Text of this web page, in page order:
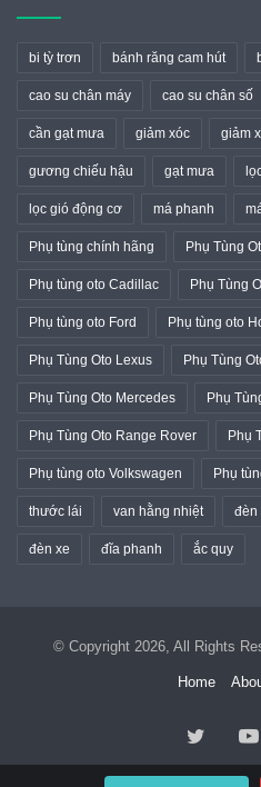
bi tỳ trơn bánh răng cam hút
cao su chân máy cao su chân số
cần gạt mưa giảm xóc giảm
gương chiếu hậu gạt mưa
lọc gió động cơ má phanh
Phụ tùng chính hãng Phụ Tùng
Phụ tùng oto Cadillac Phụ Tùng
Phụ tùng oto Ford Phụ tùng oto
Phụ Tùng Oto Lexus Phụ Tùng
Phụ Tùng Oto Mercedes Phụ
Phụ Tùng Oto Range Rover Phụ
Phụ tùng oto Volkswagen Phụ
thước lái van hằng nhiệt đèn
đèn xe đĩa phanh ắc quy
© Copyright 2026, All Rights
Home
Twitter